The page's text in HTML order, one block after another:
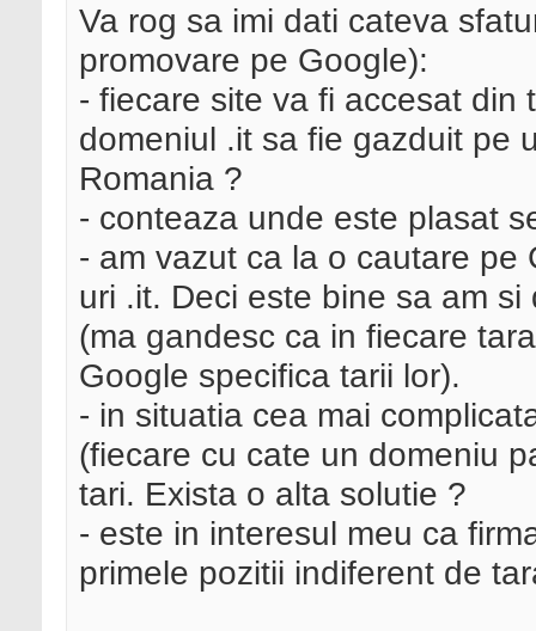
Va rog sa imi dati cateva
promovare pe Google):
- fiecare site va fi accesat din
domeniul .it sa fie gazduit pe
Romania ?
- conteaza unde este plasat
- am vazut ca la o cautare pe
uri .it. Deci este bine sa am
(ma gandesc ca in fiecare
Google specifica tarii lor).
- in situatia cea mai
(fiecare cu cate un domeniu
tari. Exista o alta solutie ?
- este in interesul meu ca
primele pozitii indiferent de